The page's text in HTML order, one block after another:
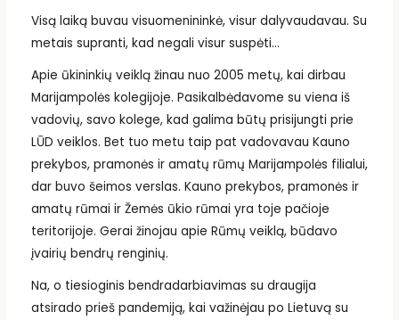
Visą laiką buvau visuomenininkė, visur dalyvaudavau. Su
metais supranti, kad negali visur suspėti…
Apie ūkininkių veiklą žinau nuo 2005 metų, kai dirbau
Marijampolės kolegijoje. Pasikalbėdavome su viena iš
vadovių, savo kolege, kad galima būtų prisijungti prie
LŪD veiklos. Bet tuo metu taip pat vadovavau Kauno
prekybos, pramonės ir amatų rūmų Marijampolės filialui,
dar buvo šeimos verslas. Kauno prekybos, pramonės ir
amatų rūmai ir Žemės ūkio rūmai yra toje pačioje
teritorijoje. Gerai žinojau apie Rūmų veiklą, būdavo
įvairių bendrų renginių.
Na, o tiesioginis bendradarbiavimas su draugija
atsirado prieš pandemiją, kai važinėjau po Lietuvą su